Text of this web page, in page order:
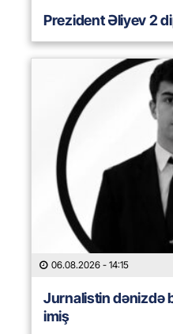
Prezident Əliyev 2
06.08.2026 - 14:15
Jurnalistin dənizdə
imiş